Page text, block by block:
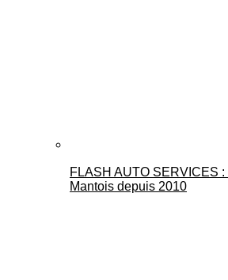
FLASH AUTO SERVICES
Mantois depuis 2010